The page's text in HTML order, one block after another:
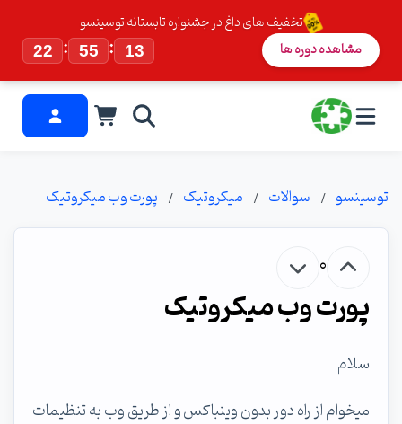
تخفیف های داغ در جشنواره تابستانه توسینسو
22
: 55 : 13 مشاهده دوره ها
توسینسو سوالات میکروتیک پورت وب میکروتیک
0
پورت وب میکروتیک
سلام
میخوام از راه دور بدون وینباکس و از طریق وب به تنظیمات